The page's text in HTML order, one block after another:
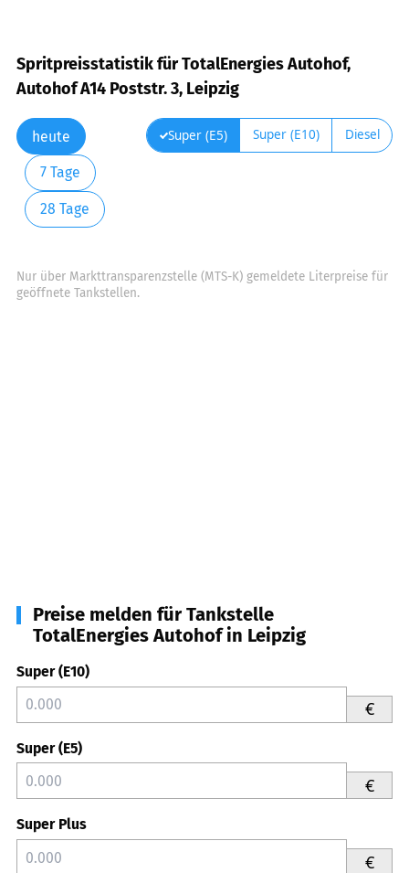
Spritpreisstatistik für TotalEnergies Autohof,
Autohof A14 Poststr. 3, Leipzig
heute
7 Tage
28 Tage
Super (E5) Super (E10) Diesel
Nur über Markttransparenzstelle (MTS-K) gemeldete Literpreise für
geöffnete Tankstellen.
Preise melden für Tankstelle
TotalEnergies Autohof in Leipzig
Super (E10)
€
Super (E5)
€
Super Plus
€